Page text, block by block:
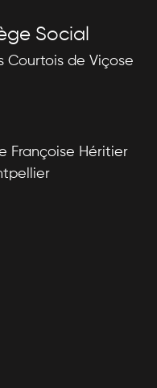
Social
Courtois de Viçose
Françoise Héritier